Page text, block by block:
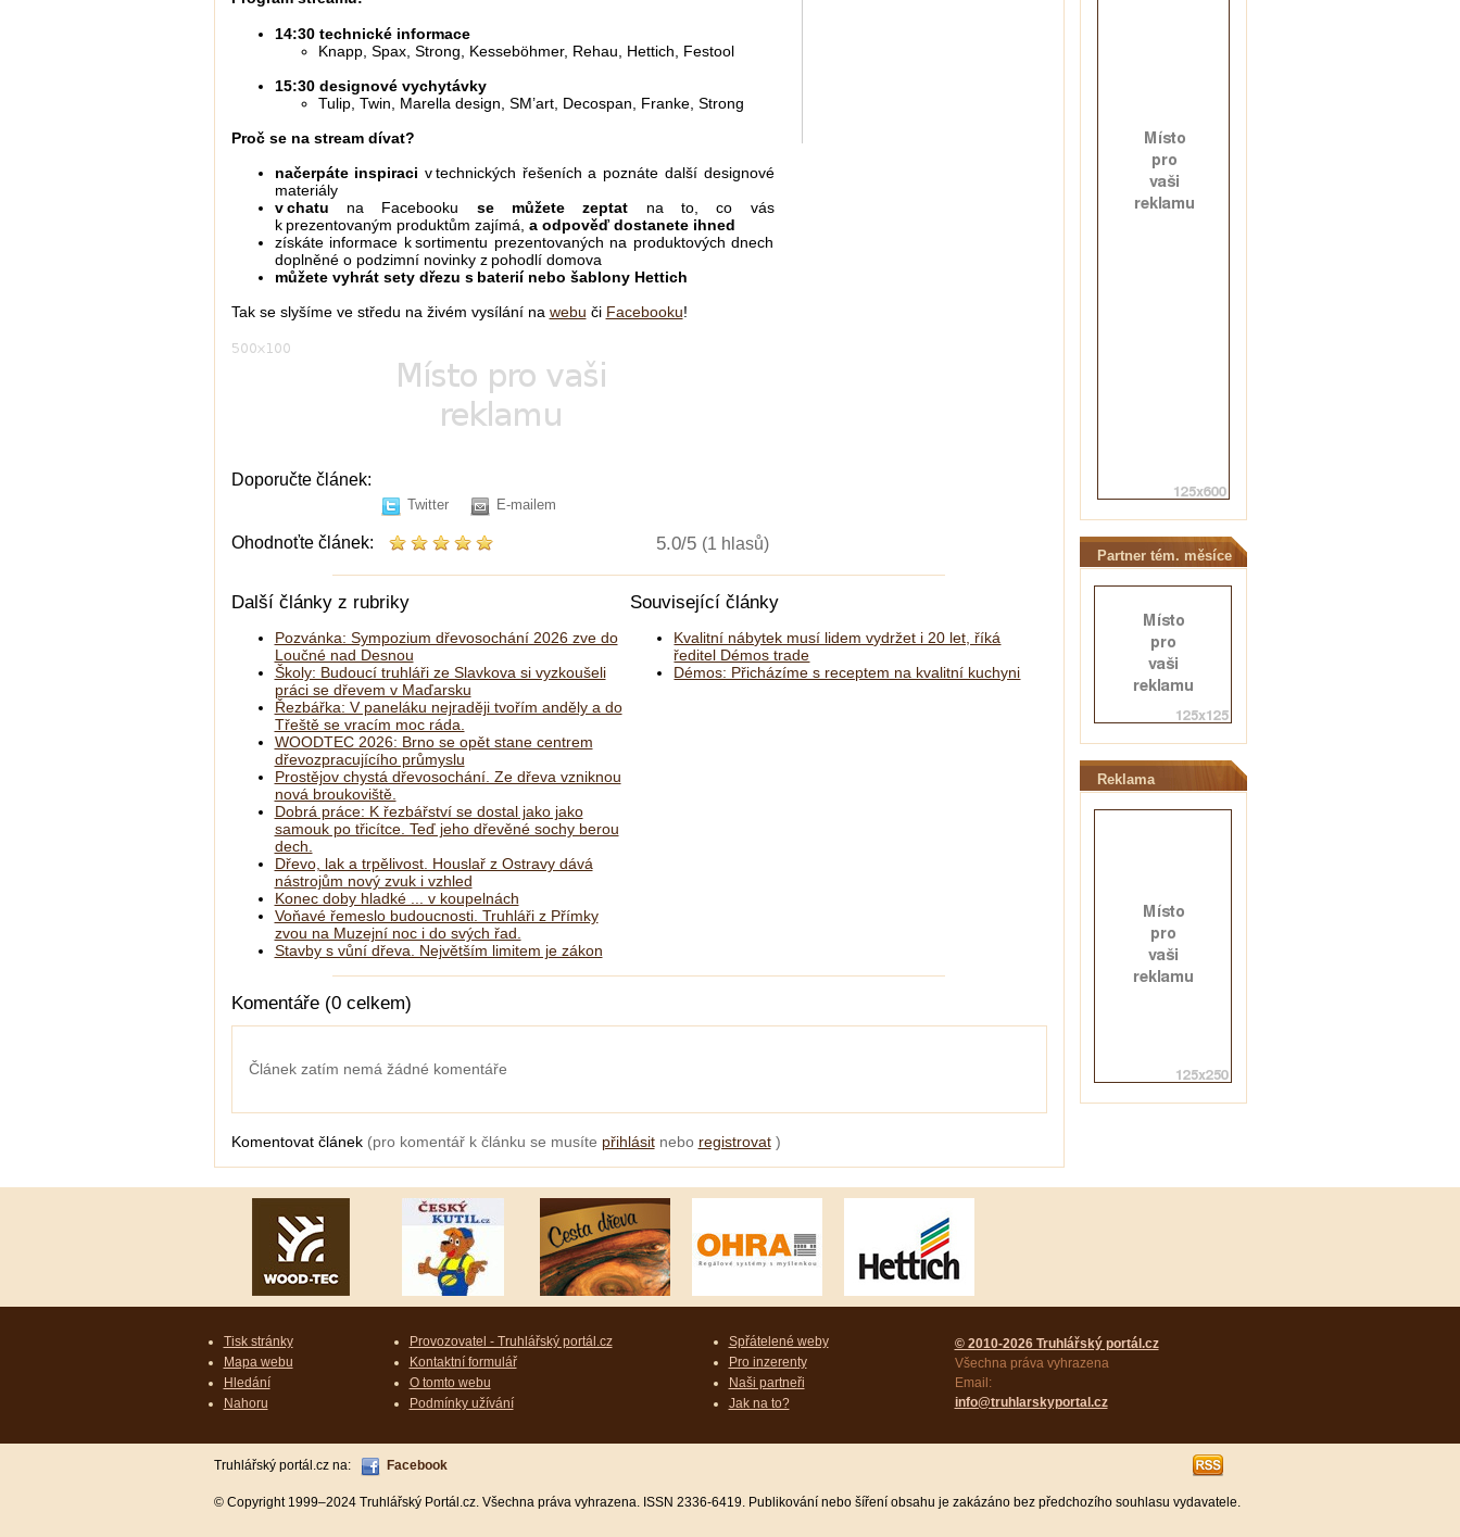
14:30 technické informace
Knapp, Spax, Strong, Kesseböhmer, Rehau, Hettich, Festool
15:30 designové vychytávky
Tulip, Twin, Marella design, SM’art, Decospan, Franke, Strong
Proč se na stream dívat?
načerpáte inspiraci v technických řešeních a poznáte další designové
materiály
v chatu na Facebooku se můžete zeptat na to, co vás
k prezentovaným produktům zajímá, a odpověď dostanete ihned
získáte informace k sortimentu prezentovaných na produktových dnech
doplněné o podzimní novinky z pohodlí domova
můžete vyhrát sety dřezu s baterií nebo šablony Hettich
Tak se slyšíme ve středu na živém vysílání na webu či Facebooku!
Doporučte článek:
Twitter E-mailem
Ohodnoťte článek: 5.0/5 (1 hlasů)
Další články z rubriky
Pozvánka: Sympozium dřevosochání 2026 zve do
Loučné nad Desnou
Školy: Budoucí truhláři ze Slavkova si vyzkoušeli
práci se dřevem v Maďarsku
Řezbářka: V paneláku nejraději tvořím anděly a do
Třeště se vracím moc ráda.
WOODTEC 2026: Brno se opět stane centrem
dřevozpracujícího průmyslu
Prostějov chystá dřevosochání. Ze dřeva vzniknou
nová broukoviště.
Dobrá práce: K řezbářství se dostal jako jako
samouk po třicítce. Teď jeho dřevěné sochy berou
dech.
Dřevo, lak a trpělivost. Houslař z Ostravy dává
nástrojům nový zvuk i vzhled
Konec doby hladké ... v koupelnách
Voňavé řemeslo budoucnosti. Truhláři z Přímky
zvou na Muzejní noc i do svých řad.
Stavby s vůní dřeva. Největším limitem je zákon
Související články
Kvalitní nábytek musí lidem vydržet i 20 let, říká
ředitel Démos trade
Démos: Přicházíme s receptem na kvalitní kuchyni
Komentáře (0 celkem)
Článek zatím nemá žádné komentáře
Komentovat článek (pro komentář k článku se musíte přihlásitnebo registrovat)
Partner tém. měsíce
Reklama
Tisk stránky
Mapa webu
Hledání
Nahoru
Provozovatel - Truhlářský portál.cz
Kontaktní formulář
O tomto webu
Podmínky užívání
Spřátelené weby
Pro inzerenty
Naši partneři
Jak na to?
© 2010-2026 Truhlářský portál.cz
Všechna práva vyhrazena
Email:
info@truhlarskyportal.cz
Truhlářský portál.cz na: Facebook
© Copyright 1999–2024 Truhlářský Portál.cz. Všechna práva vyhrazena. ISSN 2336-6419. Publikování nebo šíření obsahu je zakázáno bez předchozího souhlasu vydavatele.